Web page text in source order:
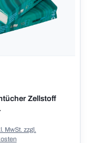
Zellstoff
MwSt. zzgl.